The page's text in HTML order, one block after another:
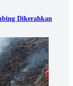
Dikerahkan